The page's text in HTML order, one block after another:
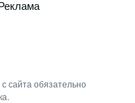
сайта обязательно